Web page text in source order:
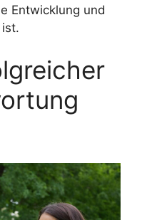
Entwicklung und